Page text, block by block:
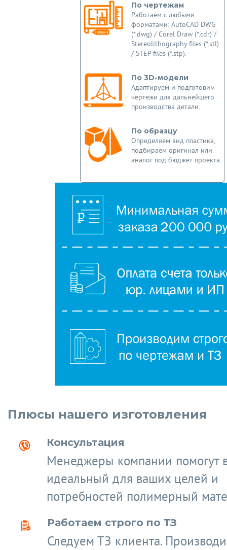
По чертежам
Работаем с любыми
форматами: AutoCAD DWG
(*.dwg) / Corel Draw (*.cdr) /
Stereolithography files (*.stl)
/ STEP files (*.stp).
По 3D-модели
Адаптируем и подготовим
чертежи для дальнейшего
производства детали.
По образцу
Определяем вид пластика,
подбираем оригинал или
аналог под бюджет проекта.
Плюсы нашего изготовления
Консультация
Менеджеры компании помогут
идеальный для ваших целей и
потребностей полимерный
Работаем строго по ТЗ
Следуем ТЗ клиента.